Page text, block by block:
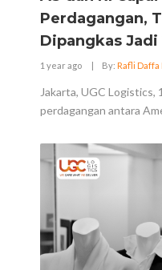
Perdagangan,
Dipangkas Jadi
1 year ago | By: Rafli Daffa
Jakarta, UGC
perdagangan antara